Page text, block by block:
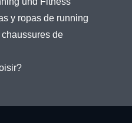
y ropas de running
de